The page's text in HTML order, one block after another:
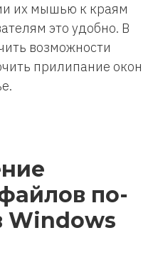
их мышью к краям
это удобно. В
возможности
прилипание окон
по-
Windows